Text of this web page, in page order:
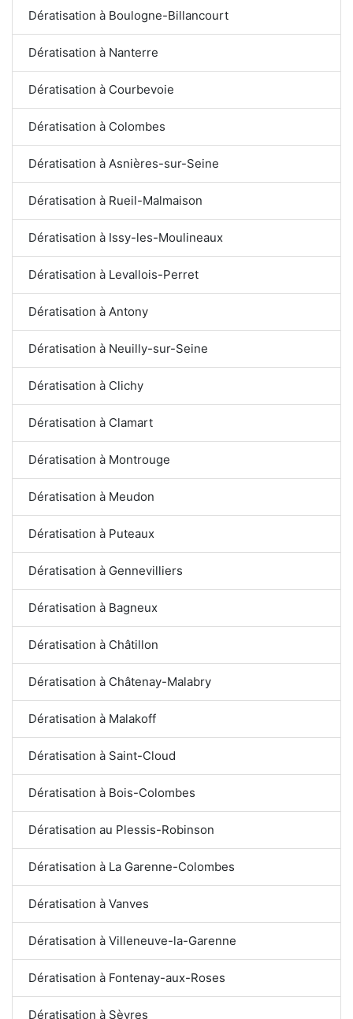
Dératisation à Boulogne-Billancourt
Dératisation à Nanterre
Dératisation à Courbevoie
Dératisation à Colombes
Dératisation à Asnières-sur-Seine
Dératisation à Rueil-Malmaison
Dératisation à Issy-les-Moulineaux
Dératisation à Levallois-Perret
Dératisation à Antony
Dératisation à Neuilly-sur-Seine
Dératisation à Clichy
Dératisation à Clamart
Dératisation à Montrouge
Dératisation à Meudon
Dératisation à Puteaux
Dératisation à Gennevilliers
Dératisation à Bagneux
Dératisation à Châtillon
Dératisation à Châtenay-Malabry
Dératisation à Malakoff
Dératisation à Saint-Cloud
Dératisation à Bois-Colombes
Dératisation au Plessis-Robinson
Dératisation à La Garenne-Colombes
Dératisation à Vanves
Dératisation à Villeneuve-la-Garenne
Dératisation à Fontenay-aux-Roses
Dératisation à Sèvres